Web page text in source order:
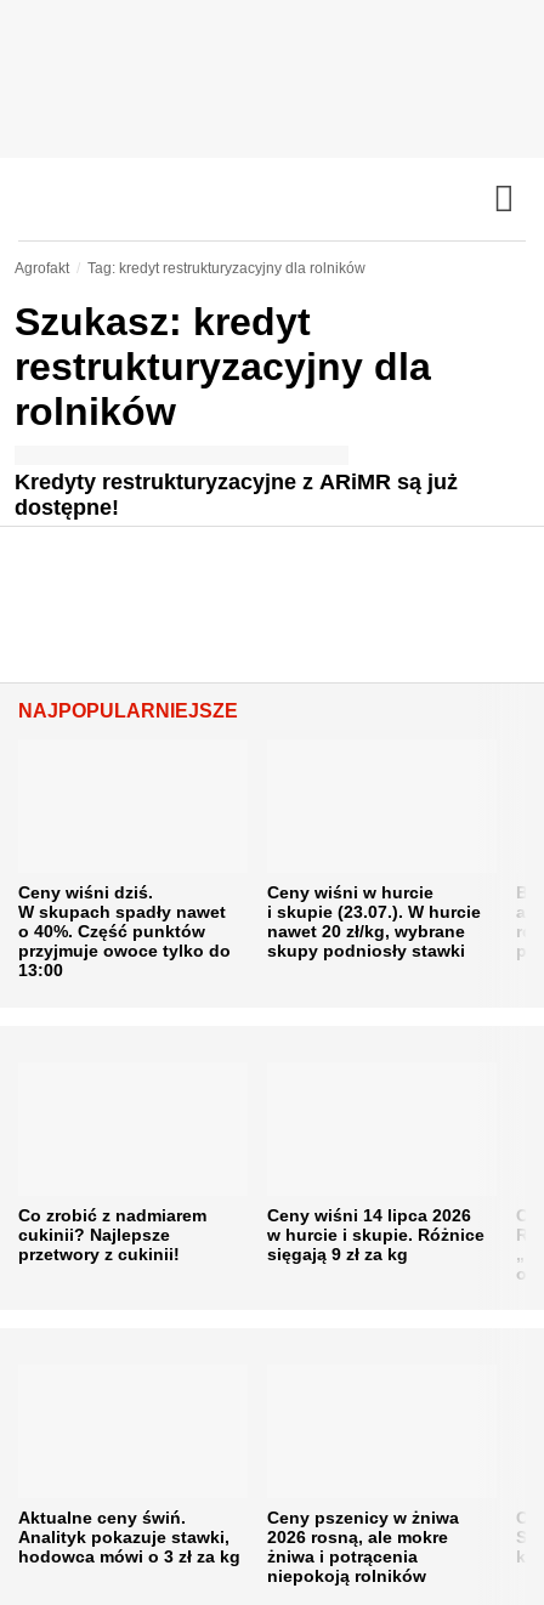
Agrofakt Tag: kredyt restrukturyzacyjny dla rolników
Szukasz: kredyt
restrukturyzacyjny dla
rolników
Kredyty restrukturyzacyjne z ARiMR są już
dostępne!
NAJPOPULARNIEJSZE
Ceny wiśni dziś.
W skupach spadły nawet
o 40%. Część punktów
przyjmuje owoce tylko do
13:00
Ceny wiśni w hurcie
i skupie (23.07.). W hurcie
nawet 20 zł/kg, wybrane
skupy podniosły stawki
Co zrobić z nadmiarem
cukinii? Najlepsze
przetwory z cukinii!
Ceny wiśni 14 lipca 2026
w hurcie i skupie. Różnice
sięgają 9 zł za kg
Aktualne ceny świń.
Analityk pokazuje stawki,
hodowca mówi o 3 zł za kg
Ceny pszenicy w żniwa
2026 rosną, ale mokre
żniwa i potrącenia
niepokoją rolników